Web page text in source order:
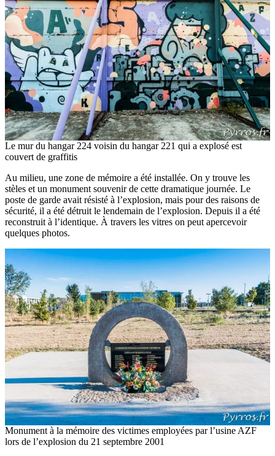
Le mur du hangar 224 voisin du hangar 221 qui a explosé est
couvert de graffitis
Au milieu, une zone de mémoire a été installée. On y trouve les
stèles et un monument souvenir de cette dramatique journée. Le
poste de garde avait résisté à l’explosion, mais pour des raisons de
sécurité, il a été détruit le lendemain de l’explosion. Depuis il a été
reconstruit à l’identique. À travers les vitres on peut apercevoir
quelques photos.
Monument à la mémoire des victimes employées par l’usine AZF
lors de l’explosion du 21 septembre 2001